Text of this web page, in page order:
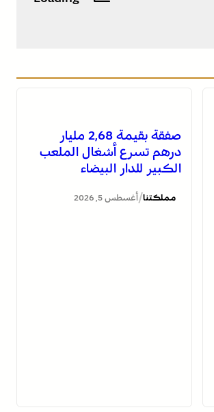
صفقة بقيمة 2,68 مليار
درهم تسرع أشغال الملعب
الكبير للدار البيضاء
مملكتنا/أغسطس 5, 2026